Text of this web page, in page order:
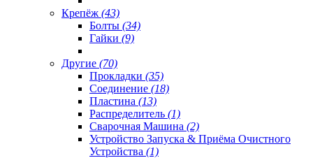
Крепёж (43)
Болты (34)
Гайки (9)
Другие (70)
Прокладки (35)
Соединение (18)
Пластина (13)
Распределитель (1)
Сварочная Машина (2)
Устройство Запуска & Приёма Очистного
Устройства (1)